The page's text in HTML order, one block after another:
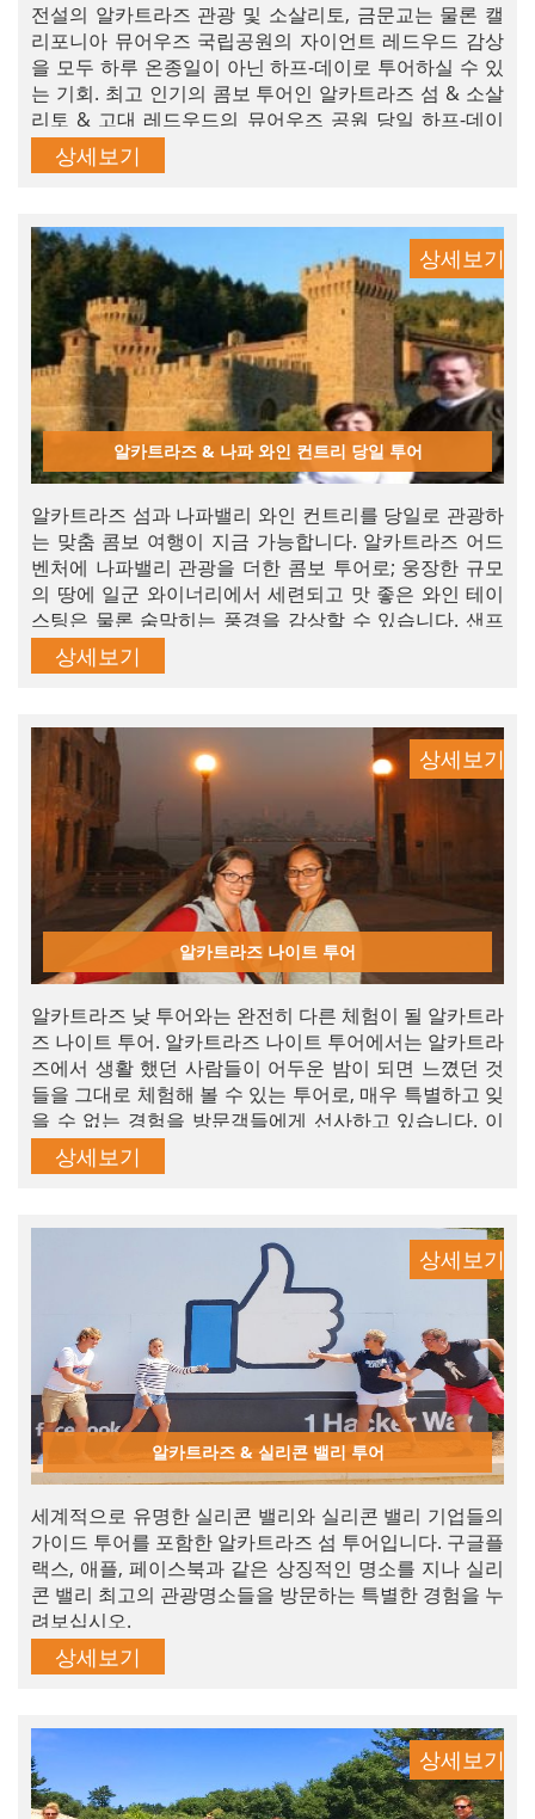
전설의 알카트라즈 관광 및 소살리토, 금문교는 물론 캘
리포니아 뮤어우즈 국립공원의 자이언트 레드우드 감상
을 모두 하루 온종일이 아닌 하프-데이로 투어하실 수 있
는 기회. 최고 인기의 콤보 투어인 알카트라즈 섬 & 소살
리토 & 고대 레드우드의 뮤어우즈 공원 당일 하프-데이
투어를 지금 예약하세요. 샌프란시스코에서 가장 알찬 하
루를 보낼 수 있습니다.
상세보기
상세보기
알카트라즈 & 나파 와인 컨트리 당일 투어
알카트라즈 섬과 나파밸리 와인 컨트리를 당일로 관광하
는 맞춤 콤보 여행이 지금 가능합니다. 알카트라즈 어드
벤처에 나파밸리 관광을 더한 콤보 투어로; 웅장한 규모
의 땅에 일군 와이너리에서 세련되고 맛 좋은 와인 테이
스팅은 물론 숨막히는 풍경을 감상할 수 있습니다. 샌프
란시스코 베이에서 단 하루 밖에 시간이 없는 분들에게
안성맞춤이 될 와인 컨트리 겟어웨이 당일 투어입니다.
상세보기
상세보기
알카트라즈 나이트 투어
알카트라즈 낮 투어와는 완전히 다른 체험이 될 알카트라
즈 나이트 투어. 알카트라즈 나이트 투어에서는 알카트라
즈에서 생활 했던 사람들이 어두운 밤이 되면 느꼈던 것
들을 그대로 체험해 볼 수 있는 투어로, 매우 특별하고 잊
을 수 없는 경험을 방문객들에게 선사하고 있습니다. 이
관광 상품에는 낮 투어에서는 체험할 수 없는 특별 프로
그램과 다양한 액티비티가 포함되어 있습니다. 알카트라
높습니다.
상세보기
상세보기
알카트라즈 & 실리콘 밸리 투어
세계적으로 유명한 실리콘 밸리와 실리콘 밸리 기업들의
가이드 투어를 포함한 알카트라즈 섬 투어입니다. 구글플
랙스, 애플, 페이스북과 같은 상징적인 명소를 지나 실리
콘 밸리 최고의 관광명소들을 방문하는 특별한 경험을 누
려보십시오.
상세보기
상세보기